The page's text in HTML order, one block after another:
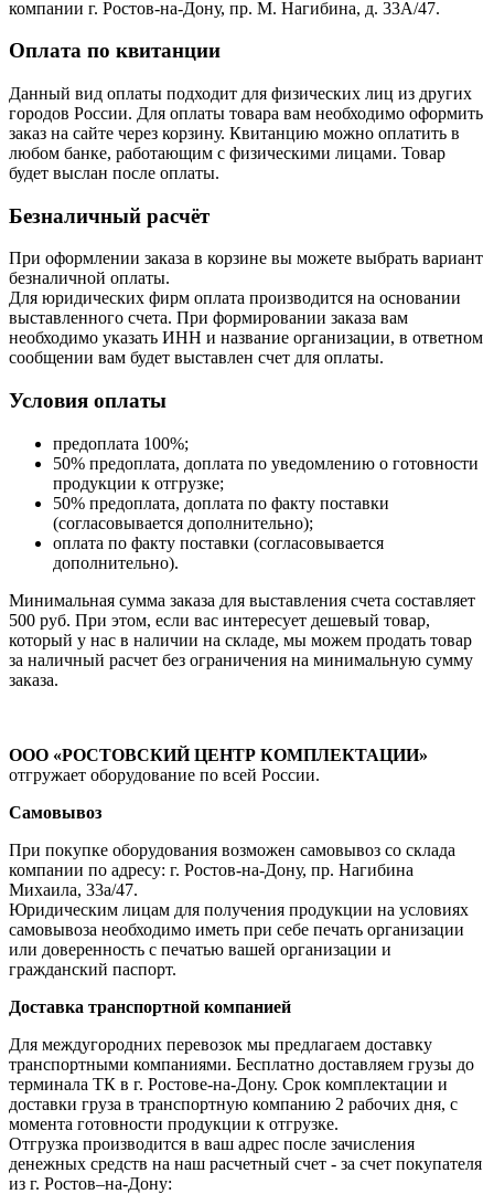
компании г. Ростов-на-Дону, пр. М. Нагибина, д. 33А/47.
Оплата по квитанции
Данный вид оплаты подходит для физических лиц из других
городов России. Для оплаты товара вам необходимо оформить
заказ на сайте через корзину. Квитанцию можно оплатить в
любом банке, работающим с физическими лицами. Товар
будет выслан после оплаты.
Безналичный расчёт
При оформлении заказа в корзине вы можете выбрать вариант
безналичной оплаты.
Для юридических фирм оплата производится на основании
выставленного счета. При формировании заказа вам
необходимо указать ИНН и название организации, в ответном
сообщении вам будет выставлен счет для оплаты.
Условия оплаты
предоплата 100%;
50% предоплата, доплата по уведомлению о готовности
продукции к отгрузке;
50% предоплата, доплата по факту поставки
(согласовывается дополнительно);
оплата по факту поставки (согласовывается
дополнительно).
Минимальная сумма заказа для выставления счета составляет
500 руб. При этом, если вас интересует дешевый товар,
который у нас в наличии на складе, мы можем продать товар
за наличный расчет без ограничения на минимальную сумму
заказа.
ООО «РОСТОВСКИЙ ЦЕНТР КОМПЛЕКТАЦИИ»
отгружает оборудование по всей России.
Самовывоз
При покупке оборудования возможен самовывоз со склада
компании по адресу: г. Ростов-на-Дону, пр. Нагибина
Михаила, 33а/47.
Юридическим лицам для получения продукции на условиях
самовывоза необходимо иметь при себе печать организации
или доверенность с печатью вашей организации и
гражданский паспорт.
Доставка транспортной компанией
Для междугородних перевозок мы предлагаем доставку
транспортными компаниями. Бесплатно доставляем грузы до
терминала ТК в г. Ростове-на-Дону. Срок комплектации и
доставки груза в транспортную компанию 2 рабочих дня, с
момента готовности продукции к отгрузке.
Отгрузка производится в ваш адрес после зачисления
денежных средств на наш расчетный счет - за счет покупателя
из г. Ростов–на-Дону: